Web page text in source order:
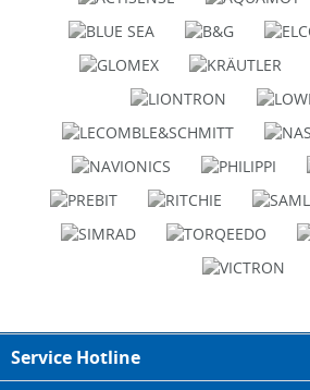
Service Hotline